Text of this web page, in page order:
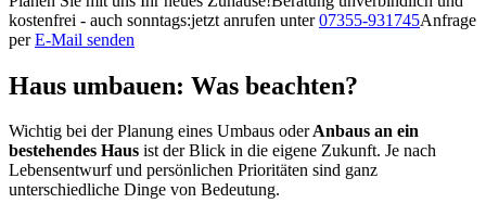
kostenfrei - auch sonntags:jetzt anrufen unter07355-931745Anfrage
perE-Mail senden
Haus umbauen: Was beachten?
Wichtig bei der Planung eines Umbaus oderAnbaus an ein
bestehendes Haus ist der Blick in die eigene Zukunft. Je nach
Lebensentwurf und persönlichen Prioritäten sind ganz
unterschiedliche Dinge von Bedeutung.